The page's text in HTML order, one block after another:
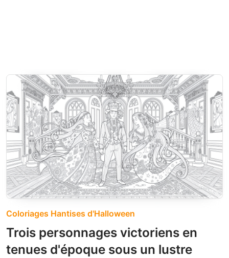
Coloriages Hantises d'Halloween
Trois personnages victoriens en
tenues d'époque sous un lustre